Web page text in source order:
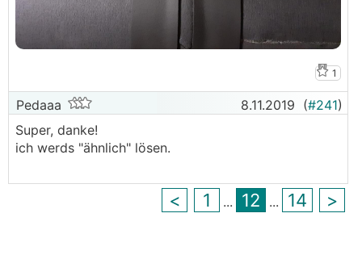
1
Pedaaa 8.11.2019 (#241)
Super, danke!
ich werds "ähnlich" lösen.
< 1 ... 12 ... 14 >